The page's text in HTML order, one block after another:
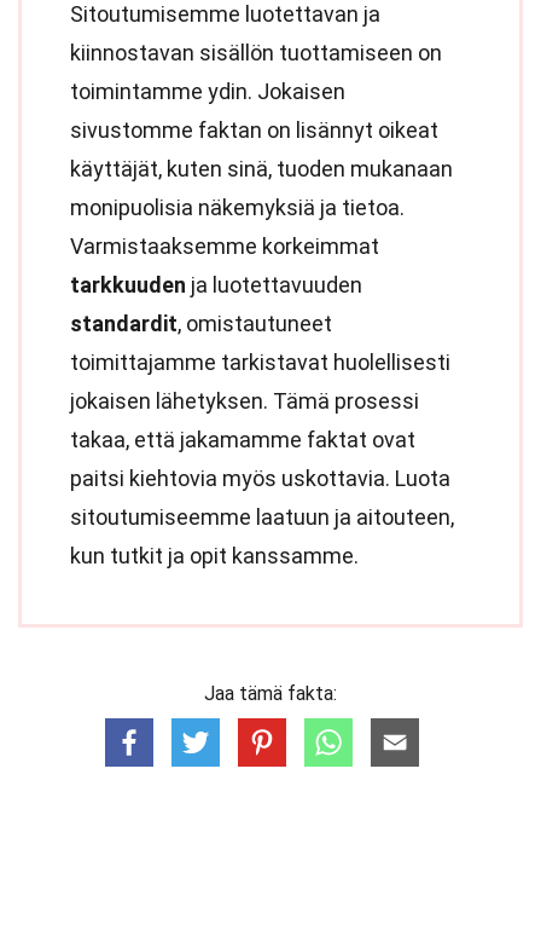
Sitoutumisemme luotettavan ja
kiinnostavan sisällön tuottamiseen on
toimintamme ydin. Jokaisen
sivustomme faktan on lisännyt oikeat
käyttäjät, kuten sinä, tuoden mukanaan
monipuolisia näkemyksiä ja tietoa.
Varmistaaksemme korkeimmat
tarkkuuden ja luotettavuuden
standardit, omistautuneet
toimittajamme tarkistavat huolellisesti
jokaisen lähetyksen. Tämä prosessi
takaa, että jakamamme faktat ovat
paitsi kiehtovia myös uskottavia. Luota
sitoutumiseemme laatuun ja aitouteen,
kun tutkit ja opit kanssamme.
Jaa tämä fakta: